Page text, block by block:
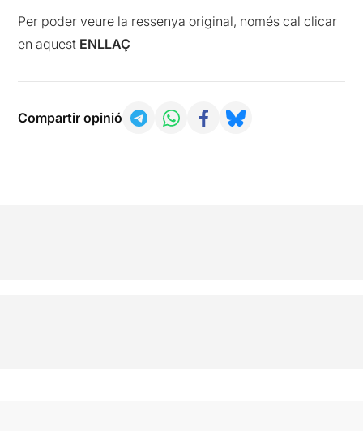
Per poder veure la ressenya original, només cal clicar
en aquest ENLLAÇ
Compartir opinió